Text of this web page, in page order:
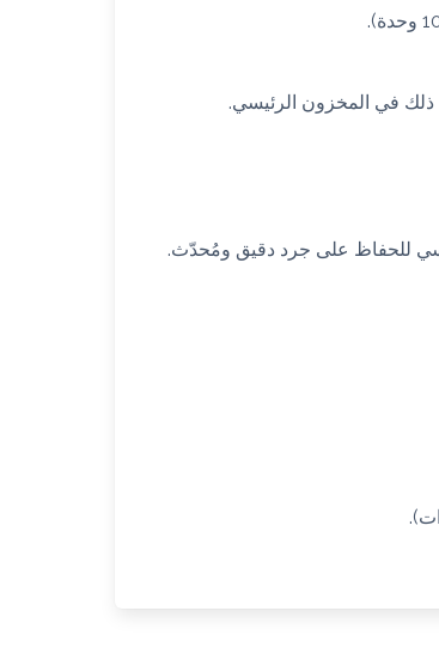
في المخزون الرئيسي.
للحفاظ على جرد دقيق ومُحدّث.